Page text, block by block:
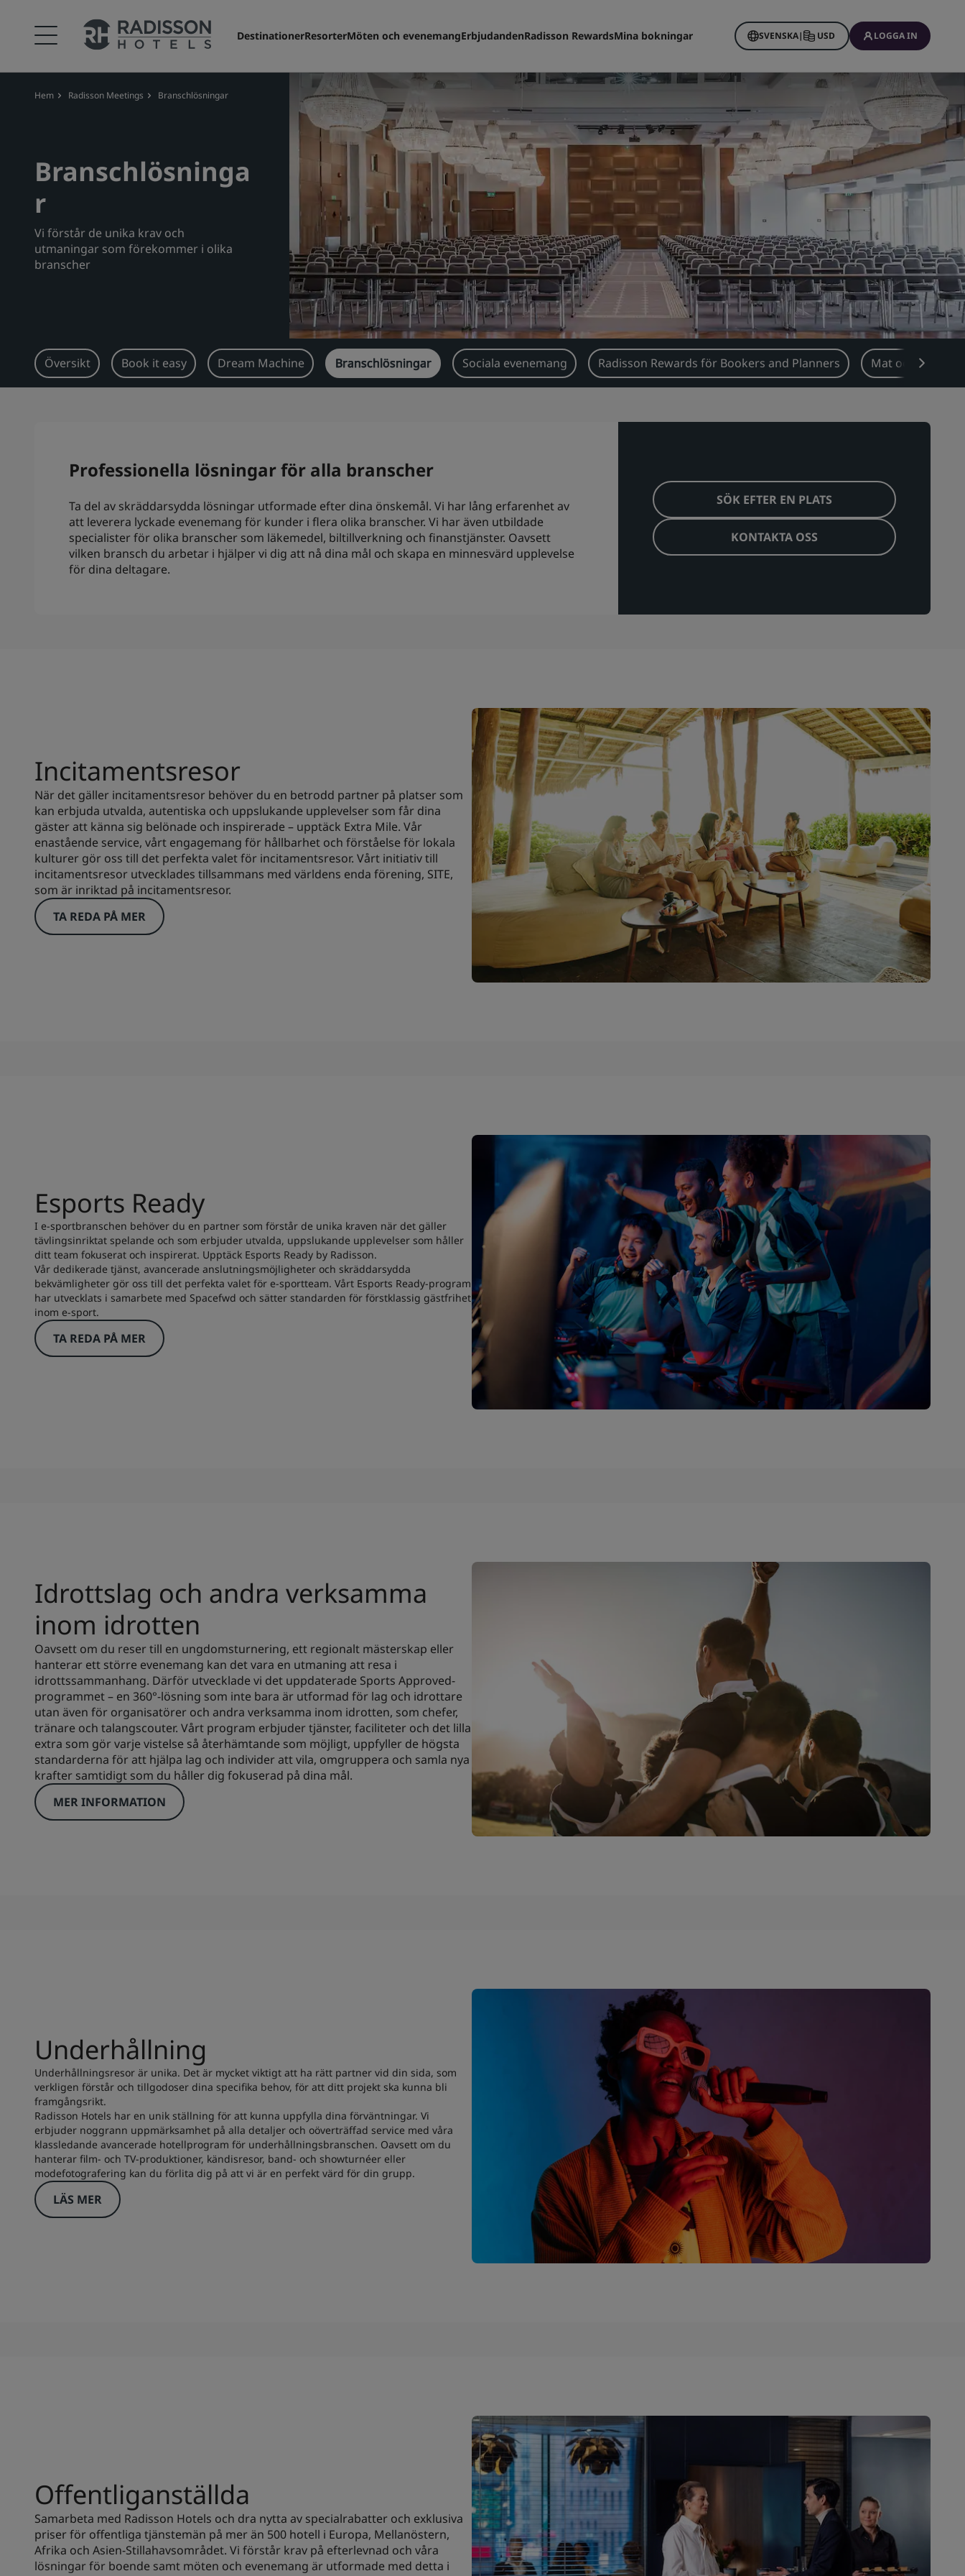
DestinationerResorterMöten och evenemangErbjudandenRadisson RewardsMina bokningar SVENSKA| USD LOGGA IN
Hem Radisson Meetings Branschlösningar
Branschlösninga
r
Vi förstår de unika krav och
utmaningar som förekommer i olika
branscher
Översikt Book it easy Dream Machine Branschlösningar Sociala evenemang Radisson Rewards för Bookers and Planners Mat och dryck
Professionella lösningar för alla branscher
Ta del av skräddarsydda lösningar utformade efter dina önskemål. Vi har lång erfarenhet av
att leverera lyckade evenemang för kunder i flera olika branscher. Vi har även utbildade
specialister för olika branscher som läkemedel, biltillverkning och finanstjänster. Oavsett
vilken bransch du arbetar i hjälper vi dig att nå dina mål och skapa en minnesvärd upplevelse
för dina deltagare.
SÖK EFTER EN PLATS
KONTAKTA OSS
Incitamentsresor
När det gäller incitamentsresor behöver du en betrodd partner på platser som
kan erbjuda utvalda, autentiska och uppslukande upplevelser som får dina
gäster att känna sig belönade och inspirerade – upptäck Extra Mile. Vår
enastående service, vårt engagemang för hållbarhet och förståelse för lokala
kulturer gör oss till det perfekta valet för incitamentsresor. Vårt initiativ till
incitamentsresor utvecklades tillsammans med världens enda förening, SITE,
som är inriktad på incitamentsresor.
TA REDA PÅ MER
Esports Ready
I e-sportbranschen behöver du en partner som förstår de unika kraven när det gäller
tävlingsinriktat spelande och som erbjuder utvalda, uppslukande upplevelser som håller
ditt team fokuserat och inspirerat. Upptäck Esports Ready by Radisson.
Vår dedikerade tjänst, avancerade anslutningsmöjligheter och skräddarsydda
bekvämligheter gör oss till det perfekta valet för e-sportteam. Vårt Esports Ready-program
har utvecklats i samarbete med Spacefwd och sätter standarden för förstklassig gästfrihet
inom e-sport.
TA REDA PÅ MER
Idrottslag och andra verksamma
inom idrotten
Oavsett om du reser till en ungdomsturnering, ett regionalt mästerskap eller
hanterar ett större evenemang kan det vara en utmaning att resa i
idrottssammanhang. Därför utvecklade vi det uppdaterade Sports Approved-
programmet – en 360°-lösning som inte bara är utformad för lag och idrottare
utan även för organisatörer och andra verksamma inom idrotten, som chefer,
tränare och talangscouter. Vårt program erbjuder tjänster, faciliteter och det lilla
extra som gör varje vistelse så återhämtande som möjligt, uppfyller de högsta
standarderna för att hjälpa lag och individer att vila, omgruppera och samla nya
krafter samtidigt som du håller dig fokuserad på dina mål.
MER INFORMATION
Underhållning
Underhållningsresor är unika. Det är mycket viktigt att ha rätt partner vid din sida, som
verkligen förstår och tillgodoser dina specifika behov, för att ditt projekt ska kunna bli
framgångsrikt.
Radisson Hotels har en unik ställning för att kunna uppfylla dina förväntningar. Vi
erbjuder noggrann uppmärksamhet på alla detaljer och oöverträffad service med våra
klassledande avancerade hotellprogram för underhållningsbranschen. Oavsett om du
hanterar film- och TV-produktioner, kändisresor, band- och showturnéer eller
modefotografering kan du förlita dig på att vi är en perfekt värd för din grupp.
LÄS MER
Offentliganställda
Samarbeta med Radisson Hotels och dra nytta av specialrabatter och exklusiva
priser för offentliga tjänstemän på mer än 500 hotell i Europa, Mellanöstern,
Afrika och Asien-Stillahavsområdet. Vi förstår krav på efterlevnad och våra
lösningar för boende samt möten och evenemang är utformade med detta i